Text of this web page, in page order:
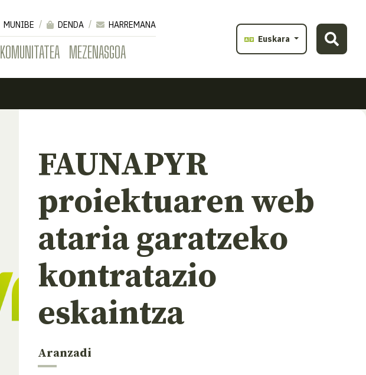
KOMUNITATEA MEZENASGOA
MUNIBE DENDA
HARREMANA
Euskara
FAUNAPYR
proiektuaren web
ataria garatzeko
kontratazio
eskaintza
Aranzadi